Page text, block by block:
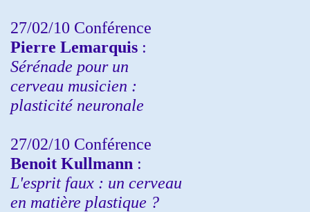
27/02/10 Conférence
Pierre Lemarquis :
Sérénade pour un
cerveau musicien :
plasticité neuronale
27/02/10 Conférence
Benoit Kullmann :
L'esprit faux : un cerveau
en matière plastique ?